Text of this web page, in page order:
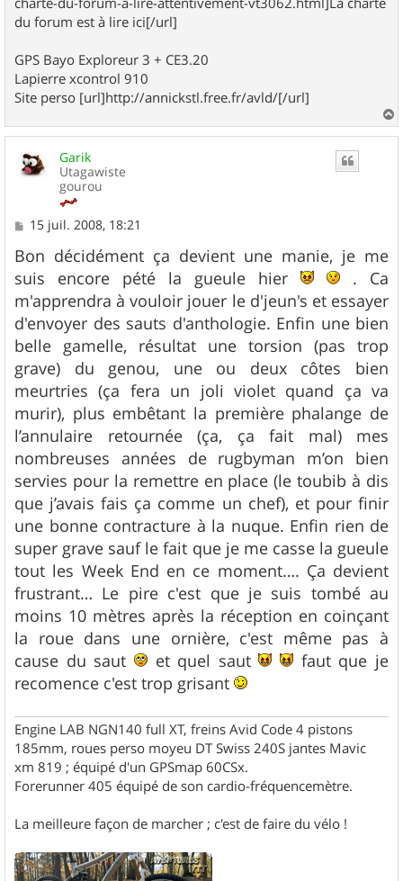
du forum est à lire ici[/url]
GPS Bayo Exploreur 3 + CE3.20
Lapierre xcontrol 910
Site perso [url]http://annickstl.free.fr/avld/[/url]
a
Garik
Utagawiste
gourou
M
s
s
a
g
e
15 juil. 2008, 18:21
Bon décidément ça devient une manie, je me
suis encore pété la gueule hier
. Ca
m'apprendra à vouloir jouer le d'jeun's et essayer
d'envoyer des sauts d'anthologie. Enfin une bien
belle gamelle, résultat une torsion (pas trop
grave) du genou, une ou deux côtes bien
meurtries (ça fera un joli violet quand ça va
murir), plus embêtant la première phalange de
l’annulaire retournée (ça, ça fait mal) mes
nombreuses années de rugbyman m’on bien
servies pour la remettre en place (le toubib à dis
que j’avais fais ça comme un chef), et pour finir
une bonne contracture à la nuque. Enfin rien de
super grave sauf le fait que je me casse la gueule
tout les Week End en ce moment…. Ça devient
frustrant… Le pire c'est que je suis tombé au
moins 10 mètres après la réception en coinçant
la roue dans une ornière, c'est même pas à
cause du saut
et quel saut
faut que je
recomence c'est trop grisant
Engine LAB NGN140 full XT, freins Avid Code 4 pistons
185mm, roues perso moyeu DT Swiss 240S jantes Mavic
xm 819 ; équipé d'un GPSmap 60CSx.
Forerunner 405 équipé de son cardio-fréquencemètre.
La meilleure façon de marcher ; c'est de faire du vélo !